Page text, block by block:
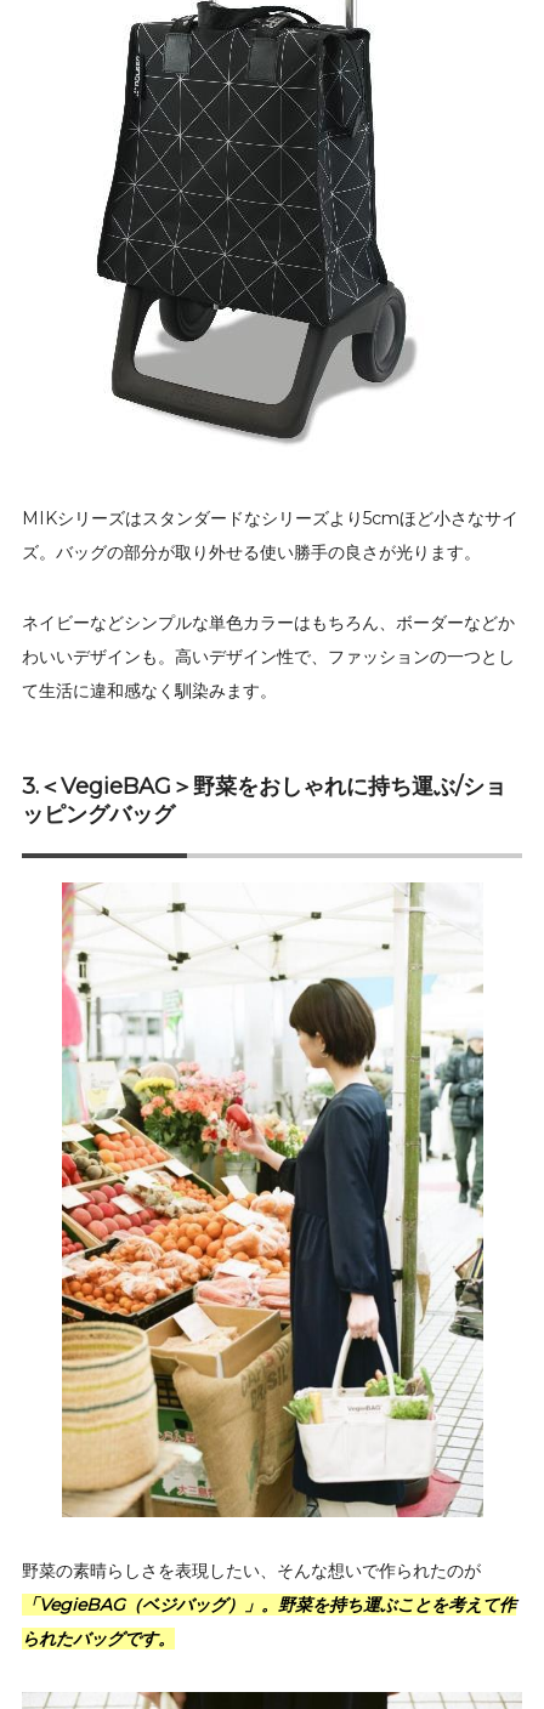
MIKシリーズはスタンダードなシリーズより5cmほど小さなサイ
ズ。バッグの部分が取り外せる使い勝手の良さが光ります。
ネイビーなどシンプルな単色カラーはもちろん、ボーダーなどか
わいいデザインも。高いデザイン性で、ファッションの一つとし
て生活に違和感なく馴染みます。
3.＜VegieBAG＞野菜をおしゃれに持ち運ぶ/ショ
ッピングバッグ
野菜の素晴らしさを表現したい、そんな想いで作られたのが
「VegieBAG（ベジバッグ）」。野菜を持ち運ぶことを考えて作
られたバッグです。